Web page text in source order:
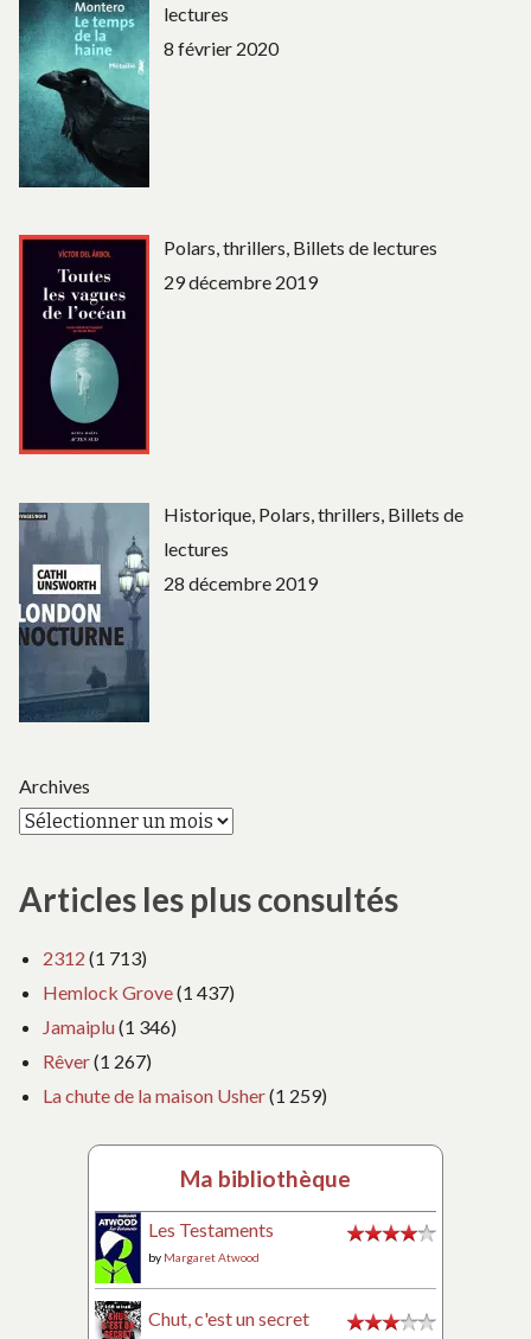
lectures
8 février 2020
Polars, thrillers, Billets de lectures
29 décembre 2019
Historique, Polars, thrillers, Billets de
lectures
28 décembre 2019
Archives
Articles les plus consultés
2312 (1 713)
Hemlock Grove(1 437)
Jamaiplu(1 346)
Rêver(1 267)
La chute de la maison Usher(1 259)
Ma bibliothèque
Les Testaments
by Margaret Atwood
Chut, c'est un secret